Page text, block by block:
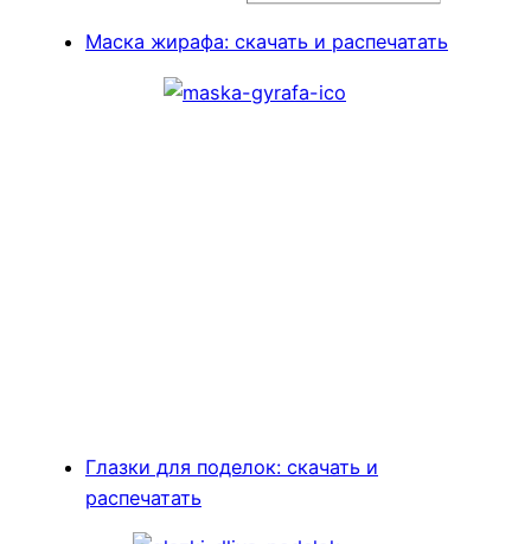
Маска жирафа: скачать и распечатать
Глазки для поделок: скачать и
распечатать